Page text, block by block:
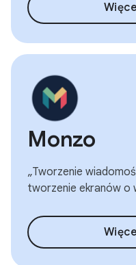
Monzo
„Tworzenie
tworzenie ekranów o